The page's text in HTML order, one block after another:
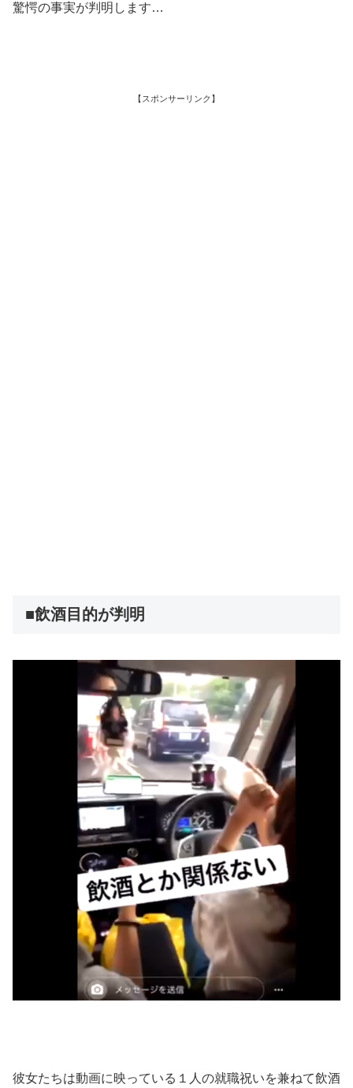
驚愕の事実が判明します…
【スポンサーリンク】
■飲酒目的が判明
彼女たちは動画に映っている１人の就職祝いを兼ねて飲酒